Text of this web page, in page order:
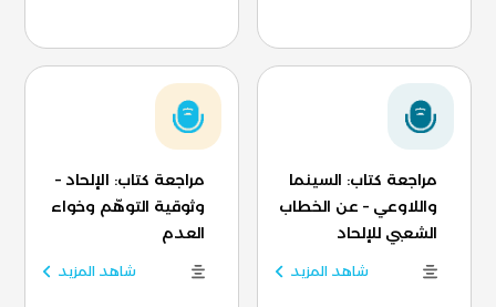
مراجعة كتاب: السينما
واللاوعي – عن الخطاب
الشعبي للإلحاد
شاهد المزيد
مراجعة كتاب: الإلحاد –
وثوقية التوهّم وخواء
العدم
شاهد المزيد